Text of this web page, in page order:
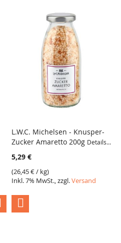
L.W.C. Michelsen - Knusper-
Zucker Amaretto 200g Details...
5,29 €
(26,45 €/ kg)
Inkl. 7% MwSt., zzgl.Versand